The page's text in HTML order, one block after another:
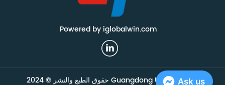
Powered by iglobalwin.com
حقوق الطبع والنشر © 2024 Guangdong Union Smart
Ask us